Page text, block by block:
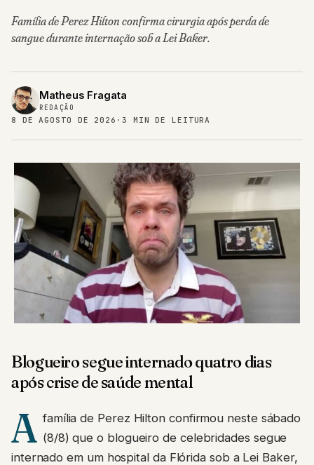
Família de Perez Hilton confirma cirurgia após perda de
sangue durante internação sob a Lei Baker.
Matheus Fragata
REDAÇÃO
8 DE AGOSTO DE 2026 · 3 MIN DE LEITURA
Blogueiro segue internado quatro dias
após crise de saúde mental
A família de Perez Hilton confirmou neste sábado
(8/8) que o blogueiro de celebridades segue
internado em um hospital da Flórida sob a Lei Baker,